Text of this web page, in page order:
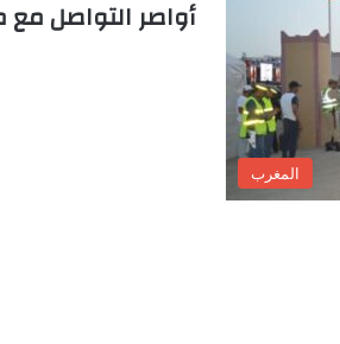
المغرب
أواصر التواصل مع